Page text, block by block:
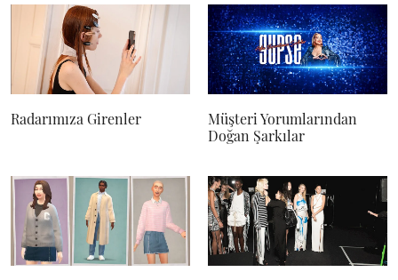
Radarımıza Girenler
Müşteri Yorumlarından
Doğan Şarkılar